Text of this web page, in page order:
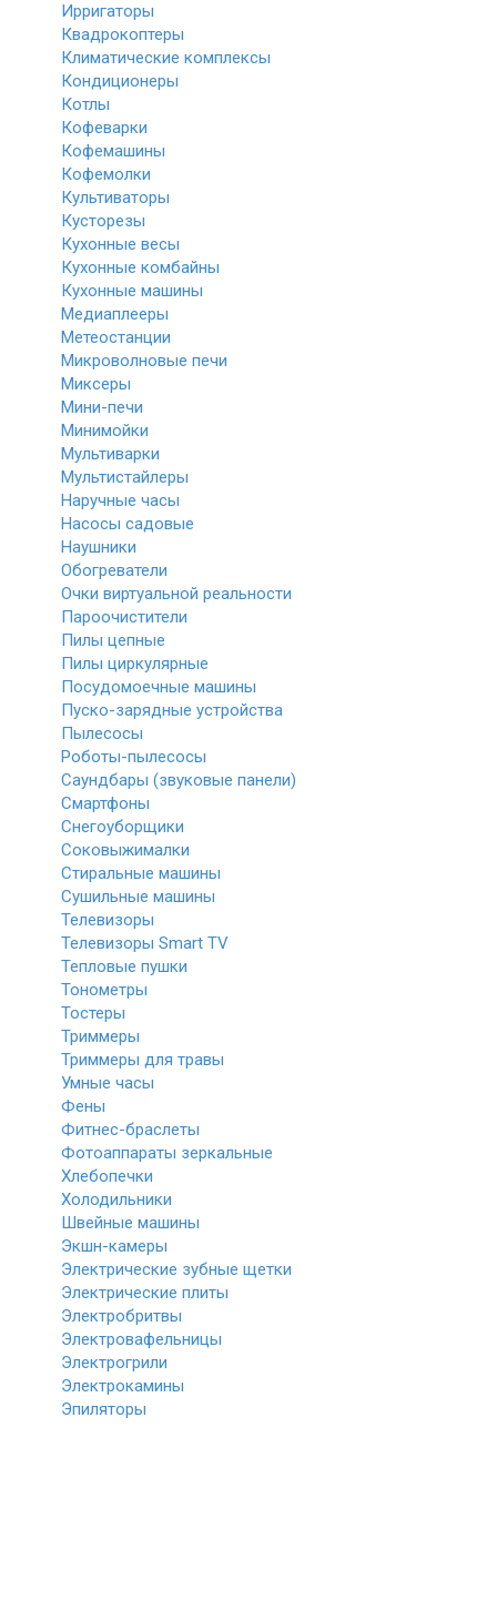
Ирригаторы
Квадрокоптеры
Климатические комплексы
Кондиционеры
Котлы
Кофеварки
Кофемашины
Кофемолки
Культиваторы
Кусторезы
Кухонные весы
Кухонные комбайны
Кухонные машины
Медиаплееры
Метеостанции
Микроволновые печи
Миксеры
Мини-печи
Минимойки
Мультиварки
Мультистайлеры
Наручные часы
Насосы садовые
Наушники
Обогреватели
Очки виртуальной реальности
Пароочистители
Пилы цепные
Пилы циркулярные
Посудомоечные машины
Пуско-зарядные устройства
Пылесосы
Роботы-пылесосы
Саундбары (звуковые панели)
Смартфоны
Снегоуборщики
Соковыжималки
Стиральные машины
Сушильные машины
Телевизоры
Телевизоры Smart TV
Тепловые пушки
Тонометры
Тостеры
Триммеры
Триммеры для травы
Умные часы
Фены
Фитнес-браслеты
Фотоаппараты зеркальные
Хлебопечки
Холодильники
Швейные машины
Экшн-камеры
Электрические зубные щетки
Электрические плиты
Электробритвы
Электровафельницы
Электрогрили
Электрокамины
Эпиляторы